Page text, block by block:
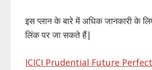
इस प्लान के बारे में अधिक जानकारी के
लिंक पर जा सकते हैं|
ICICI Prudential Future